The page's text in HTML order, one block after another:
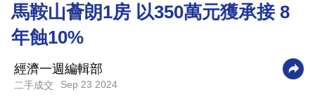
財
業
科
馬鞍山薈朗1房 以350萬元獲承接 8
年蝕10%
經濟一週編輯部
二手成交 Sep 23 2024